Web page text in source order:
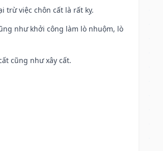
trừ việc chôn cất là rất kỵ.
như khởi công làm lò nhuộm, lò
cũng như xây cất.